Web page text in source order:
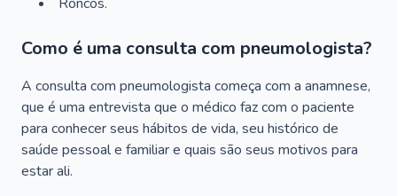
Como é uma consulta com pneumologista?
A consulta com pneumologista começa com a anamnese,
que é uma entrevista que o médico faz com o paciente
para conhecer seus hábitos de vida, seu histórico de
saúde pessoal e familiar e quais são seus motivos para
estar ali.